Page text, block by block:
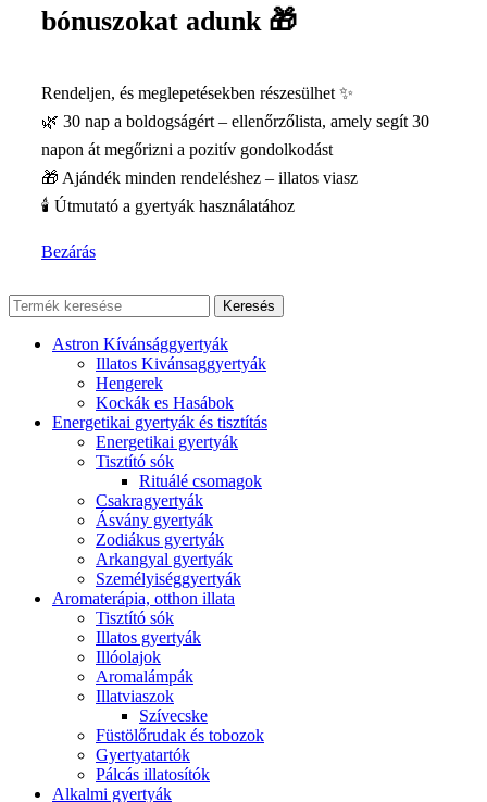
bónuszokat adunk 🎁
Rendeljen, és meglepetésekben részesülhet ✨
🌿 30 nap a boldogságért – ellenőrzőlista, amely segít 30
napon át megőrizni a pozitív gondolkodást
🎁 Ajándék minden rendeléshez – illatos viasz
🕯️ Útmutató a gyertyák használatához
Bezárás
Keresés
Astron Kívánsággyertyák
Illatos Kivánsaggyertyák
Hengerek
Kockák es Hasábok
Energetikai gyertyák és tisztítás
Energetikai gyertyák
Tisztító sók
Rituálé csomagok
Csakragyertyák
Ásvány gyertyák
Zodiákus gyertyák
Arkangyal gyertyák
Személyiséggyertyák
Aromaterápia, otthon illata
Tisztító sók
Illatos gyertyák
Illóolajok
Aromalámpák
Illatviaszok
Szívecske
Füstölőrudak és tobozok
Gyertyatartók
Pálcás illatosítók
Alkalmi gyertyák